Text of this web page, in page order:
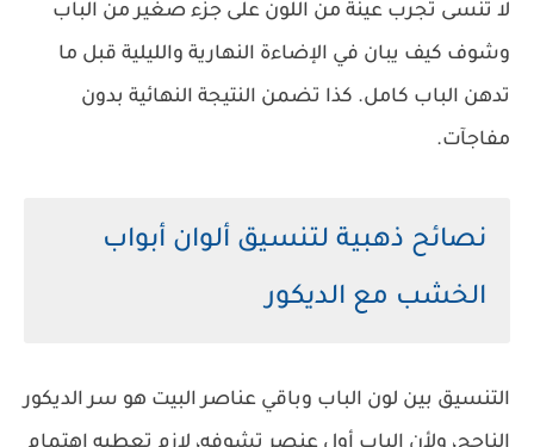
لا تنسى تجرب عينة من اللون على جزء صغير من الباب
وشوف كيف يبان في الإضاءة النهارية والليلية قبل ما
تدهن الباب كامل. كذا تضمن النتيجة النهائية بدون
مفاجآت.
نصائح ذهبية لتنسيق ألوان أبواب
الخشب مع الديكور
التنسيق بين لون الباب وباقي عناصر البيت هو سر الديكور